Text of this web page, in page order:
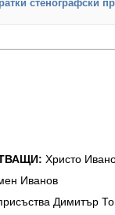
стенографски
Христо
Иванов
Димитър